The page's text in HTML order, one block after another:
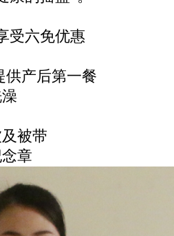
受六免优惠
供产后第一餐
澡
被带
章